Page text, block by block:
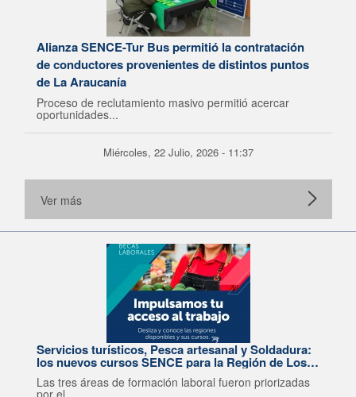
Alianza SENCE-Tur Bus permitió la contratación
de conductores provenientes de distintos puntos
de La Araucanía
Proceso de reclutamiento masivo permitió acercar
oportunidades...
Miércoles, 22 Julio, 2026 - 11:37
Ver más
Servicios turísticos, Pesca artesanal y Soldadura:
los nuevos cursos SENCE para la Región de Los
Lagos
Las tres áreas de formación laboral fueron priorizadas
por el...